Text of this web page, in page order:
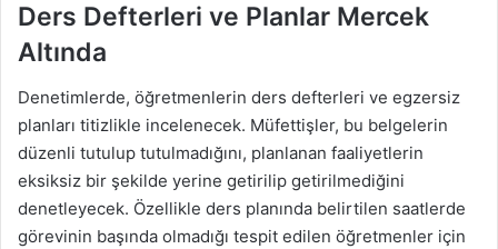
Ders Defterleri ve Planlar Mercek
Altında
Denetimlerde, öğretmenlerin ders defterleri ve egzersiz
planları titizlikle incelenecek. Müfettişler, bu belgelerin
düzenli tutulup tutulmadığını, planlanan faaliyetlerin
eksiksiz bir şekilde yerine getirilip getirilmediğini
denetleyecek. Özellikle ders planında belirtilen saatlerde
görevinin başında olmadığı tespit edilen öğretmenler için